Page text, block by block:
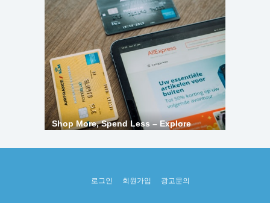
로그인 회원가입 광고문의